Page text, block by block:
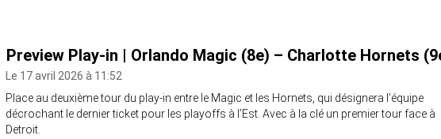
Preview Play-in | Orlando Magic (8e) – Charlotte Hornets
Le 17 avril 2026 à 11:52
Place au deuxième tour du play-in entre le Magic et les Hornets, qui désignera l’équipe
décrochant le dernier ticket pour les playoffs à l’Est. Avec à la clé un premier tour face à
Detroit.